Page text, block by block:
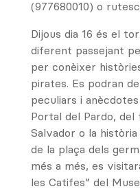
(977680010) o
Dijous dia 16 és el
diferent passejant
per conèixer
pirates. Es podran
peculiars i
Portal del Pardo,
Salvador o la
de la plaça dels
més a més, es
les Catifes” del